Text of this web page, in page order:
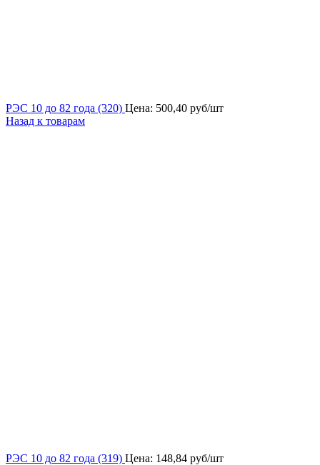
РЭС 10 до 82 года (320) Цена: 500,40 руб/шт
Назад к товарам
РЭС 10 до 82 года (319) Цена: 148,84 руб/шт